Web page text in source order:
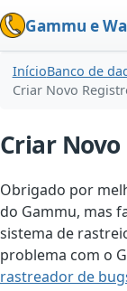
Gammu e
InícioBanco de
Criar Novo
Criar
Obrigado por
do Gammu, mas
sistema de
problema com o
rastreador de